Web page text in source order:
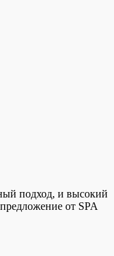
подход, и высокий
от SPA